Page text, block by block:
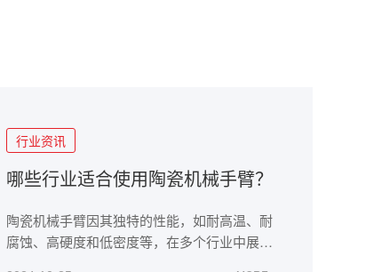
行业资讯
哪些行业适合使用陶瓷机械手臂？
陶瓷机械手臂因其独特的性能，如耐高温、耐
腐蚀、高硬度和低密度等，在多个行业中展现